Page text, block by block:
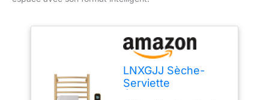
LNXGJJ Sèche-
Serviette